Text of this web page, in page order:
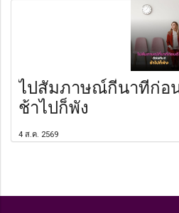
ไปสัมภาษณ์กี่นาทีก่อ
ช้าไปก็พัง
4 ส.ค. 2569